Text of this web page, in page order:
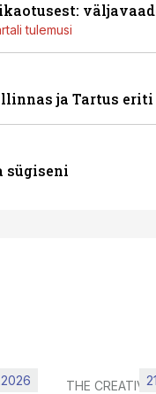
tulemusi
ja Tartus
sügiseni
THE CREATIVE